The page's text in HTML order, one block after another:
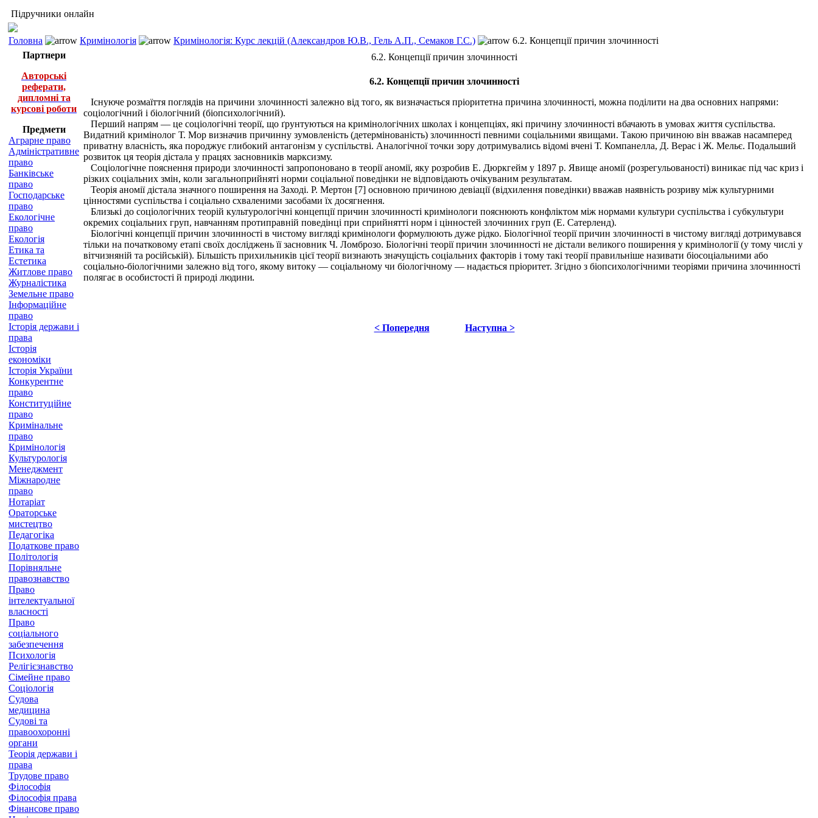
Підручники онлайн
Головна Кримінологія Кримінологія: Курс лекцій (Александров Ю.В., Гель А.П., Семаков Г.С.)
6.2. Концепції причин злочинності
Партнери
Авторські
реферати,
дипломні та
курсові роботи
Предмети
Аграрне право
Адміністративне
право
Банківське
право
Господарське
право
Екологічне
право
Екологія
Етика та
Естетика
Житлове право
Журналістика
Земельне право
Інформаційне
право
Історія держави і
права
Історія
економіки
Історія України
Конкурентне
право
Конституційне
право
Кримінальне
право
Кримінологія
Культурологія
Менеджмент
Міжнародне
право
Нотаріат
Ораторське
мистецтво
Педагогіка
Податкове право
Політологія
Порівняльне
правознавство
Право
інтелектуальної
власності
Право
соціального
забезпечення
Психологія
Релігієзнавство
Сімейне право
Соціологія
Судова
медицина
Судові та
правоохоронні
органи
Теорія держави і
права
Трудове право
Філософія
Філософія права
Фінансове право
6.2. Концепції причин злочинності
6.2. Концепції причин злочинності
Існуюче розмаїття поглядів на причини злочинності залежно від того, як визначається пріоритетна причина злочинності, можна поділити на два основних напрями:
соціологічний і біологічний (біопсихологічний).
Перший напрям — це соціологічні теорії, що ґрунтуються на кримінологічних школах і концепціях, які причину злочинності вбачають в умовах життя суспільства.
Видатний кримінолог Т. Мор визначив причинну зумовленість (детермінованість) злочинності певними соціальними явищами. Такою причиною він вважав насамперед
приватну власність, яка породжує глибокий антагонізм у суспільстві. Аналогічної точки зору дотримувались відомі вчені Т. Компанелла, Д. Верас і Ж. Мельє. Подальший
розвиток ця теорія дістала у працях засновників марксизму.
Соціологічне пояснення природи злочинності запропоновано в теорії аномії, яку розробив Е. Дюркгейм у 1897 р. Явище аномії (розрегульованості) виникає під час криз і
різких соціальних змін, коли загальноприйняті норми соціальної поведінки не відповідають очікуваним результатам.
Теорія аномії дістала значного поширення на Заході. Р. Мертон [7] основною причиною девіації (відхилення поведінки) вважав наявність розриву між культурними
цінностями суспільства і соціально схваленими засобами їх досягнення.
Близькі до соціологічних теорій культурологічні концепції причин злочинності кримінологи пояснюють конфліктом між нормами культури суспільства і субкультури
окремих соціальних груп, навчанням протиправній поведінці при сприйнятті норм і цінностей злочинних груп (Е. Сатерленд).
Біологічні концепції причин злочинності в чистому вигляді кримінологи формулюють дуже рідко. Біологічної теорії причин злочинності в чистому вигляді дотримувався
тільки на початковому етапі своїх досліджень її засновник Ч. Ломброзо. Біологічні теорії причин злочинності не дістали великого поширення у кримінології (у тому числі у
вітчизняній та російській). Більшість прихильників цієї теорії визнають значущість соціальних факторів і тому такі теорії правильніше називати біосоціальними або
соціально-біологічними залежно від того, якому витоку — соціальному чи біологічному — надається пріоритет. Згідно з біопсихологічними теоріями причина злочинності
полягає в особистості й природі людини.
< Попередня Наступна >